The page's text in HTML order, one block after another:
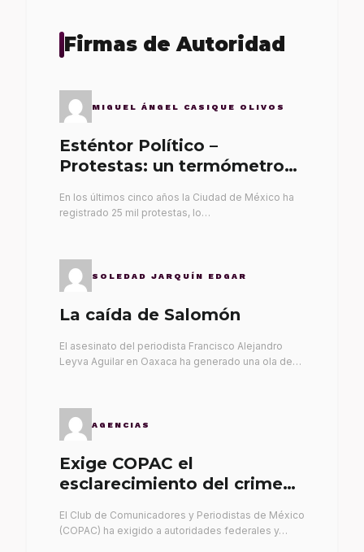
Firmas de Autoridad
MIGUEL ÁNGEL CASIQUE OLIVOS
Esténtor Político –
Protestas: un termómetro
En los últimos cinco años la Ciudad de México ha
registrado 25 mil protestas, lo…
SOLEDAD JARQUÍN EDGAR
La caída de Salomón
El asesinato del periodista Francisco Alejandro
Leyva Aguilar en Oaxaca ha generado una ola de…
AGENCIAS
Exige COPAC el
esclarecimiento del crimen
El Club de Comunicadores y Periodistas de México
(COPAC) ha exigido a autoridades federales y…